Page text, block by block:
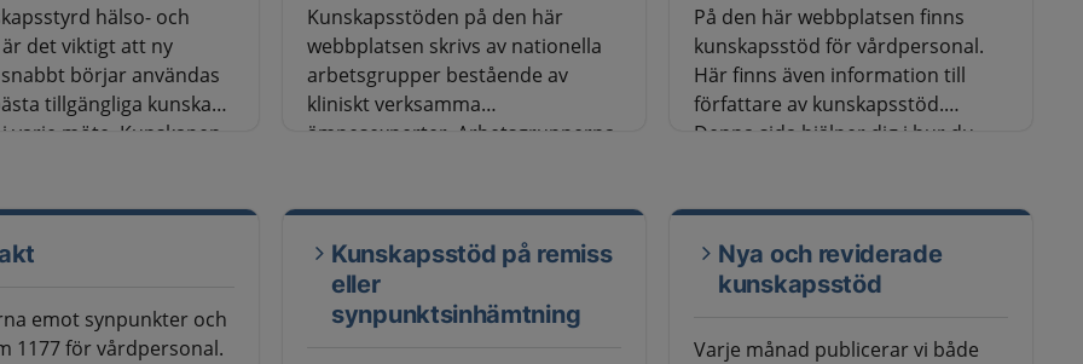
hälso- och
det viktigt att ny
börjar användas
tillgängliga kunskap
varje möte. Kunskapen
är vårdprogram,
riktlinjer och
och
Kunskapsstöden på den här
webbplatsen skrivs av nationella
arbetsgrupper bestående av
kliniskt verksamma
ämnesexperter. Arbetsgrupperna
stöds av Sveriges sex
sjukvårdsregioner och en
stödfunktion vid Sveriges
kommuner och regioner (SKR).
På den här webbplatsen finns
kunskapsstöd för vårdpersonal.
Här finns även information till
författare av kunskapsstöd.
Denna sida hjälper dig i hur du
emot synpunkter och
1177 för vårdpersonal.
Kunskapsstöd på remiss
eller
synpunktsinhämtning
Nya och reviderade
kunskapsstöd
Varje månad publicerar vi både